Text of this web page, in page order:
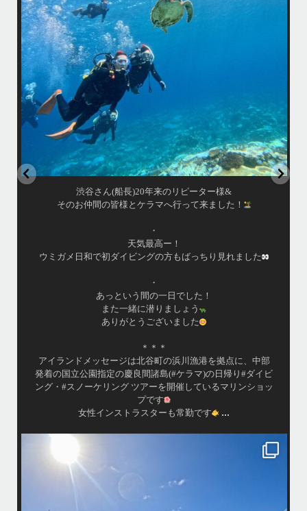
国立公
リング
ディションです！
昔よく潜りに来て下さっていたリピーターさんの子供が10才になったの
で一緒にダイビングデビュー…なんて嬉しいシチュエーションもあり、
毎日色々なお客様と楽しくご一緒させて頂いてます
渡嘉敷島の方も夏には珍しい北風つづきのおかげでビーチが穏やか
はいさい！
アイランドメッセージです
最近投稿できてませんでしたが今シーズンも渡嘉敷島上陸
ツアーとケラマ体験ダイビング&シュノーケル班に分かれて
毎日海へ行っております
海が穏やかな日がずーっと続いていてボートダイビングに
は最高のコンディションです！
昔よく潜りに来て下さっていたリピーターさんの子供が10
才になったので一緒にダイビングデビュー…なんて嬉しい
緒させて頂いてます
•
渡嘉敷島の方も夏には珍しい北風つづきのおかげでビーチ
が穏やか
...
island.message
・
最近は、連日クルーザーチャーターのご利用が続いていて梅雨明け後の
パーフェクトな海でバナナボートに船上BBQ、シュノーケリングとお楽
しみ頂いております